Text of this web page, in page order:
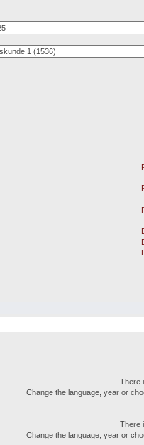
There
Change the language, year or
There
Change the language, year or